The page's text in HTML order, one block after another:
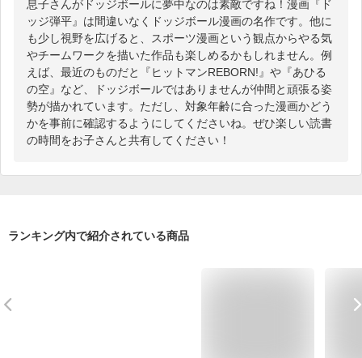
息子さんがドッジボールに夢中なのは素敵ですね！漫画『ド
ッジ弾平』は間違いなくドッジボール漫画の名作です。他に
も少し視野を広げると、スポーツ漫画という観点からやる気
やチームワークを描いた作品も楽しめるかもしれません。例
えば、最近のものだと『ヒットマンREBORN!』や『あひる
の空』など、ドッジボールではありませんが仲間と頑張る姿
勢が描かれています。ただし、対象年齢に合った漫画かどう
かを事前に確認するようにしてくださいね。ぜひ楽しい読書
の時間をお子さんと共有してください！
ランキング内で紹介されている商品